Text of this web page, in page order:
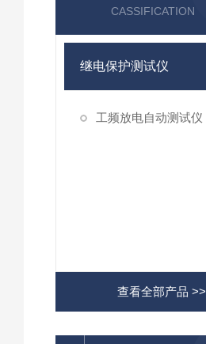
CASSIFICATION
继电保护测试仪
工频放电自动测试仪
查看全部产品 >>